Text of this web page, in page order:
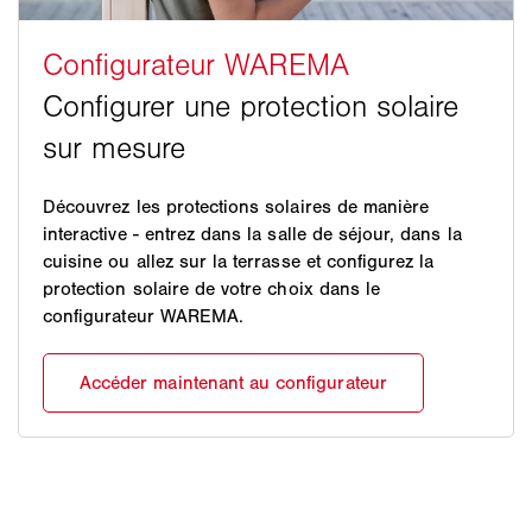
Découvrez les protections solaires de manière
interactive - entrez dans la salle de séjour, dans la
cuisine ou allez sur la terrasse et configurez la
protection solaire de votre choix dans le
configurateur WAREMA.